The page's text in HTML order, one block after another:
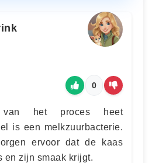
0
van het proces heet
is een melkzuurbacterie.
ervoor dat de kaas
en zijn smaak krijgt.